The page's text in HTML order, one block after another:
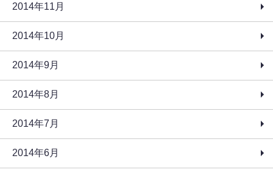
2014年11月
2014年10月
2014年9月
2014年8月
2014年7月
2014年6月